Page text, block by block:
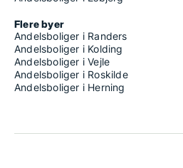
Flere byer
Andelsboliger i Randers
Andelsboliger i Kolding
Andelsboliger i Vejle
Andelsboliger i Roskilde
Andelsboliger i Herning